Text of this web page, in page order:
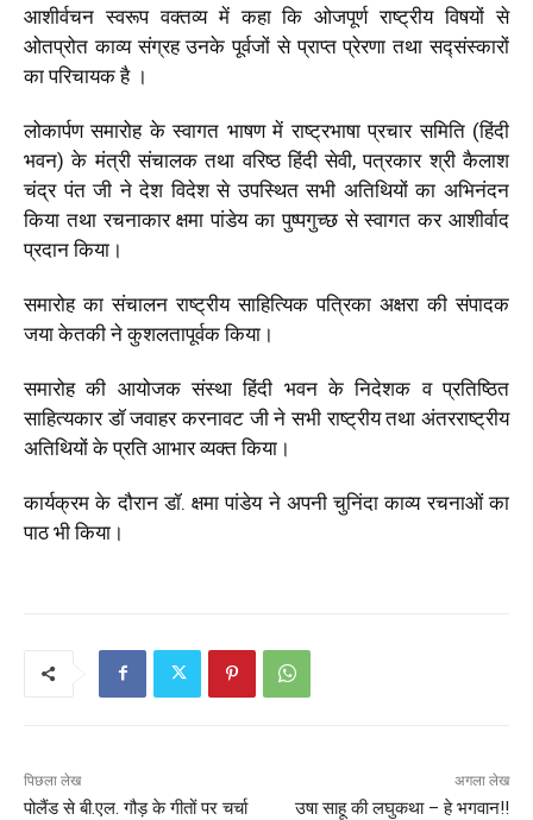
आशीर्वचन स्वरूप वक्तव्य में कहा कि ओजपूर्ण राष्ट्रीय विषयों से
ओतप्रोत काव्य संग्रह उनके पूर्वजों से प्राप्त प्रेरणा तथा सद्संस्कारों
का परिचायक है ।
लोकार्पण समारोह के स्वागत भाषण में राष्ट्रभाषा प्रचार समिति (हिंदी
भवन) के मंत्री संचालक तथा वरिष्ठ हिंदी सेवी,पत्रकार श्री कैलाश
चंद्र पंत जी ने देश विदेश से उपस्थित सभी अतिथियों का अभिनंदन
किया तथा रचनाकार क्षमा पांडेय का पुष्पगुच्छ से स्वागत कर आशीर्वाद
प्रदान किया।
समारोह का संचालन राष्ट्रीय साहित्यिक पत्रिका अक्षरा की संपादक
जया केतकी ने कुशलतापूर्वक किया।
समारोह की आयोजक संस्था हिंदी भवन के निदेशक व प्रतिष्ठित
साहित्यकार डॉ जवाहर करनावट जी ने सभी राष्ट्रीय तथा अंतरराष्ट्रीय
अतिथियों के प्रति आभार व्यक्त किया।
कार्यक्रम के दौरान डॉ. क्षमा पांडेय ने अपनी चुनिंदा काव्य रचनाओं का
पाठ भी किया।
पिछला लेख
पोलैंड से बी.एल. गौड़ के गीतों पर चर्चा
अगला लेख
उषा साहू की लघुकथा – हे भगवान!!